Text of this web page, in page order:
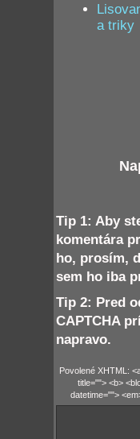
a triky
Tip 1: Aby
komentára
ho, prosím,
sem ho iba
Tip 2: Pred
CAPTCHA
napravo.
Povolené XHTML:
title=""> <b>
datetime="">